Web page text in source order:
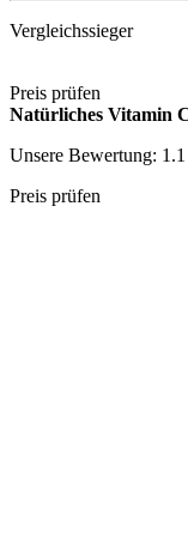
Vergleichssieger
Preis prüfen
Natürliches Vitamin
Unsere Bewertung:
Preis prüfen